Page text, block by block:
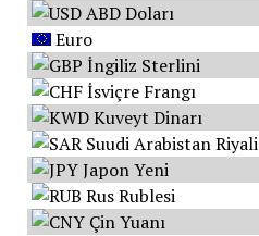
ABD Doları
Euro
İngiliz Sterlini
İsviçre Frangı
Kuveyt Dinarı
Suudi Arabistan Riyali
Japon Yeni
Rus Rublesi
Çin Yuanı